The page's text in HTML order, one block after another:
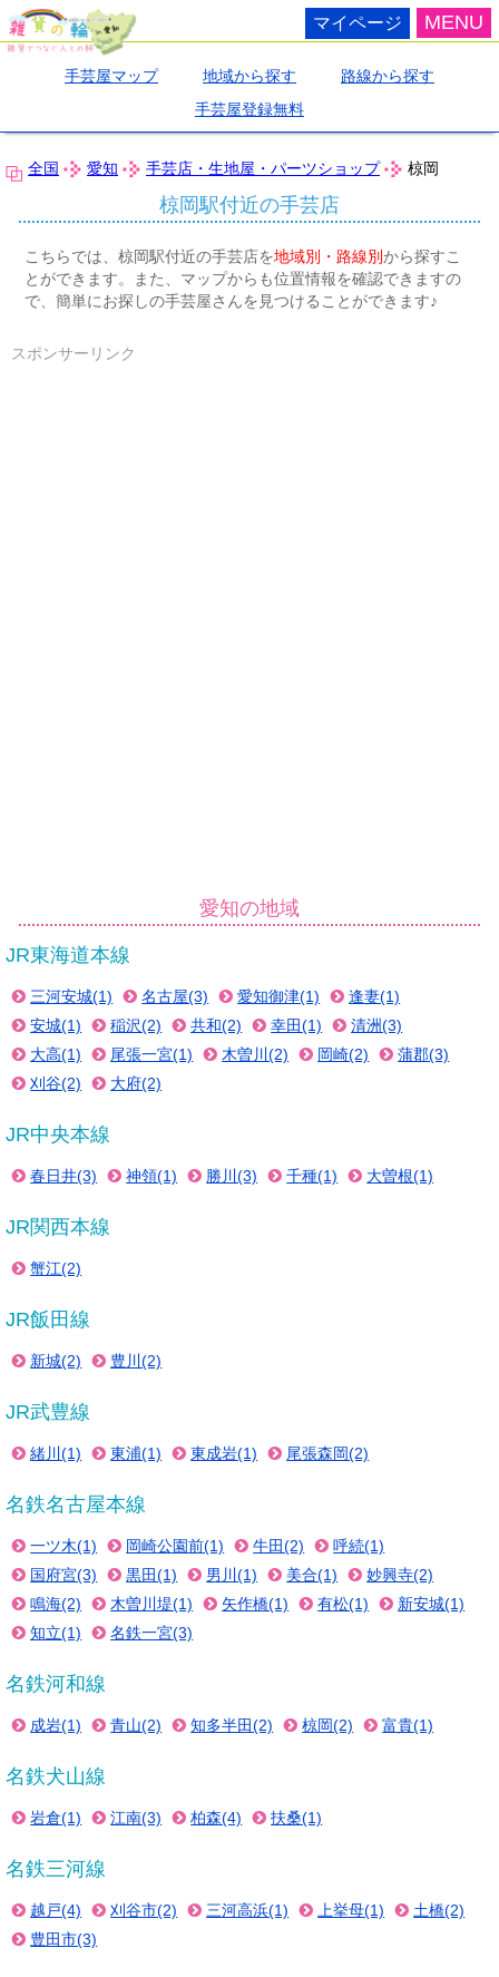
MENU
マイページ
手芸屋マップ 地域から探す
路線から探す
手芸屋登録無料
全国 愛知 手芸店・生地屋・パーツショップ 椋岡
椋岡駅付近の手芸店
こちらでは、椋岡駅付近の手芸店を地域別・路線別から探すこ
とができます。また、マップからも位置情報を確認できますの
で、簡単にお探しの手芸屋さんを見つけることができます♪
スポンサーリンク
愛知の地域
JR東海道本線
三河安城(1) 名古屋(3) 愛知御津(1)
逢妻(1)
安城(1)
稲沢(2) 共和(2) 幸田(1)
清洲(3)
大高(1)
尾張一宮(1) 木曽川(2) 岡崎(2)
蒲郡(3)
刈谷(2)
大府(2)
JR中央本線
春日井(3) 神領(1) 勝川(3) 千種(1) 大曽根(1)
JR関西本線
蟹江(2)
JR飯田線
新城(2) 豊川(2)
JR武豊線
緒川(1) 東浦(1) 東成岩(1) 尾張森岡(2)
名鉄名古屋本線
一ツ木(1) 岡崎公園前(1) 牛田(2)
呼続(1)
国府宮(3)
黒田(1) 男川(1) 美合(1)
妙興寺(2)
鳴海(2)
木曽川堤(1) 矢作橋(1) 有松(1)
新安城(1)
知立(1)
名鉄一宮(3)
名鉄河和線
成岩(1) 青山(2) 知多半田(2) 椋岡(2) 富貴(1)
名鉄犬山線
岩倉(1) 江南(3) 柏森(4) 扶桑(1)
名鉄三河線
越戸(4) 刈谷市(2) 三河高浜(1) 上挙母(1)
土橋(2)
豊田市(3)